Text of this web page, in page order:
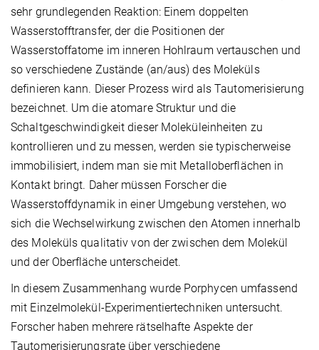
sehr grundlegenden Reaktion: Einem doppelten
Wasserstofftransfer, der die Positionen der
Wasserstoffatome im inneren Hohlraum vertauschen und
so verschiedene Zustände (an/aus) des Moleküls
definieren kann. Dieser Prozess wird als Tautomerisierung
bezeichnet. Um die atomare Struktur und die
Schaltgeschwindigkeit dieser Moleküleinheiten zu
kontrollieren und zu messen, werden sie typischerweise
immobilisiert, indem man sie mit Metalloberflächen in
Kontakt bringt. Daher müssen Forscher die
Wasserstoffdynamik in einer Umgebung verstehen, wo
sich die Wechselwirkung zwischen den Atomen innerhalb
des Moleküls qualitativ von der zwischen dem Molekül
und der Oberfläche unterscheidet.
In diesem Zusammenhang wurde Porphycen umfassend
mit Einzelmolekül-Experimentiertechniken untersucht.
Forscher haben mehrere rätselhafte Aspekte der
Tautomerisierungsrate über verschiedene